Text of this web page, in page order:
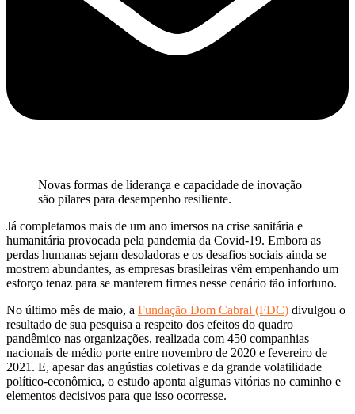
Novas formas de liderança e capacidade de inovação
são pilares para desempenho resiliente.
Já completamos mais de um ano imersos na crise sanitária e
humanitária provocada pela pandemia da Covid-19. Embora as
perdas humanas sejam desoladoras e os desafios sociais ainda se
mostrem abundantes, as empresas brasileiras vêm empenhando um
esforço tenaz para se manterem firmes nesse cenário tão infortuno.
No último mês de maio, a Fundação Dom Cabral (FDC) divulgou o
resultado de sua pesquisa a respeito dos efeitos do quadro
pandêmico nas organizações, realizada com 450 companhias
nacionais de médio porte entre novembro de 2020 e fevereiro de
2021. E, apesar das angústias coletivas e da grande volatilidade
político-econômica, o estudo aponta algumas vitórias no caminho e
elementos decisivos para que isso ocorresse.